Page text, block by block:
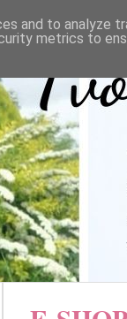
and to analyze
metrics to